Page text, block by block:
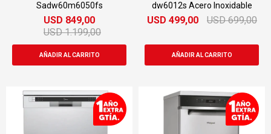
Sadw60m6050fs
USD 849,00
USD 1.199,00
dw6012s Acero Inoxidable
USD 499,00 USD 699,00